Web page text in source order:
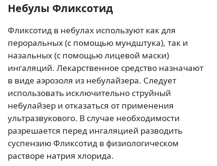
Небулы Фликсотид
Фликсотид в небулах используют как для
пероральных (с помощью мундштука), так и
назальных (с помощью лицевой маски)
ингаляций. Лекарственное средство назначают
в виде аэрозоля из небулайзера. Следует
использовать исключительно струйный
небулайзер и отказаться от применения
ультразвукового. В случае необходимости
разрешается перед ингаляцией разводить
суспензию Фликсотид в физиологическом
растворе натрия хлорида.